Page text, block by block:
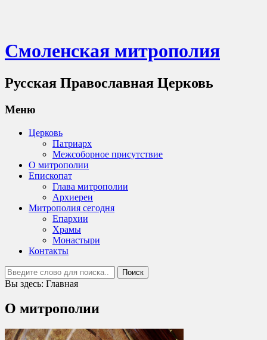
Смоленская митрополия
Русская Православная Церковь
Меню
Церковь
Патриарх
Межсоборное присутствие
О митрополии
Епископат
Глава митрополии
Архиереи
Митрополия сегодня
Епархии
Храмы
Монастыри
Контакты
Вы здесь: Главная
О митрополии